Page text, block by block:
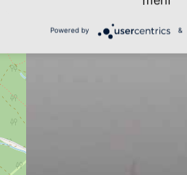
Powered by &